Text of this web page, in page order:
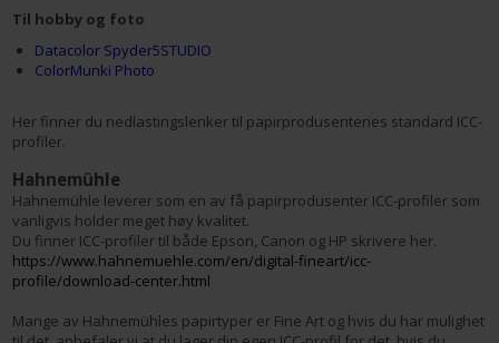
Til hobby og foto
Datacolor Spyder5STUDIO
ColorMunki Photo
Her finner du nedlastingslenker til papirprodusentenes standard ICC-
profiler.
Hahnemühle
Hahnemühle leverer som en av få papirprodusenter ICC-profiler som
vanligvis holder meget høy kvalitet.
Du finner ICC-profiler til både Epson, Canon og HP skrivere her.
https://www.hahnemuehle.com/en/digital-fineart/icc-
profile/download-center.html
Mange av Hahnemühles papirtyper er Fine Art og hvis du har mulighet